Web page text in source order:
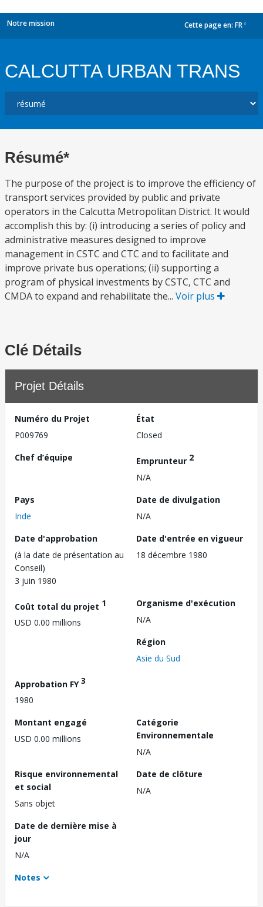
Notre mission Cette page en: FR
CALCUTTA URBAN TRANS
Résumé*
The purpose of the project is to improve the efficiency of
transport services provided by public and private
operators in the Calcutta Metropolitan District. It would
accomplish this by: (i) introducing a series of policy and
administrative measures designed to improve
management in CSTC and CTC and to facilitate and
improve private bus operations; (ii) supporting a
program of physical investments by CSTC, CTC and
CMDA to expand and rehabilitate the... Voir plus
Clé Détails
Projet Détails
Numéro du Projet
P009769
État
Closed
Chef d’équipe
Emprunteur 2
N/A
Pays
Inde
Date de divulgation
N/A
Date d'approbation
(à la date de présentation au
Conseil)
3 juin 1980
Date d'entrée en vigueur
18 décembre 1980
Coût total du projet 1
USD 0.00 millions
Organisme d'exécution
N/A
Région
Asie du Sud
Approbation FY3
1980
Montant engagé
USD 0.00 millions
Catégorie
Environnementale
N/A
Risque environnemental
et social
Sans objet
Date de clôture
N/A
Date de dernière mise à
jour
N/A
Notes